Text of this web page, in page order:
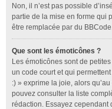
Non, il n’est pas possible
partie de la mise en forme qui
être remplacée par du
Que sont les émoticônes ?
Les émoticônes sont de
un code court et qui
:) » exprime la joie, alors
pouvez consulter la liste
rédaction. Essayez cependant